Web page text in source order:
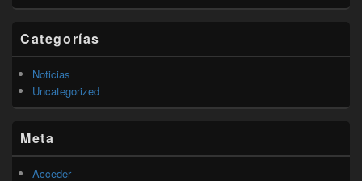
Categorías
Noticias
Uncategorized
Meta
Acceder